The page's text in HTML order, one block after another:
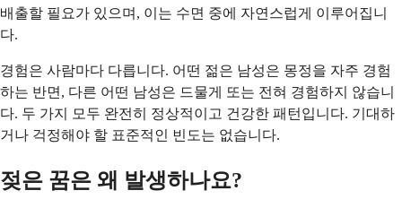
배출할 필요가 있으며, 이는 수면 중에 자연스럽게 이루어집니
다.
경험은 사람마다 다릅니다. 어떤 젊은 남성은 몽정을 자주 경험
하는 반면, 다른 어떤 남성은 드물게 또는 전혀 경험하지 않습니
다. 두 가지 모두 완전히 정상적이고 건강한 패턴입니다. 기대하
거나 걱정해야 할 표준적인 빈도는 없습니다.
젖은 꿈은 왜 발생하나요?